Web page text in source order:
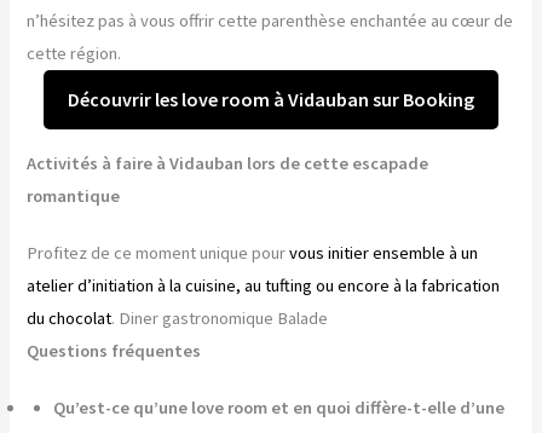
n’hésitez pas à vous offrir cette parenthèse enchantée au cœur de
cette région.
Découvrir les love room à Vidauban sur Booking
Activités à faire à Vidauban lors de cette escapade
romantique
Profitez de ce moment unique pourvous initier ensemble à un
atelier d’initiation à la cuisine, au tufting ou encore à la fabrication
du chocolat. Diner gastronomique Balade
Questions fréquentes
Qu’est-ce qu’une love room et en quoi diffère-t-elle d’une